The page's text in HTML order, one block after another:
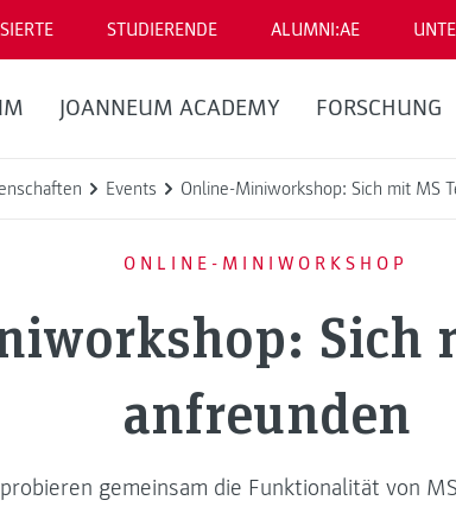
STUDIERENDE ALUMNI:AE
JOANNEUM ACADEMY FORSCHUNG
Events Online-Miniworkshop: Sich mit MS
ONLINE-MINIWORKSHOP
Sich
anfreunden
gemeinsam die Funktionalität von